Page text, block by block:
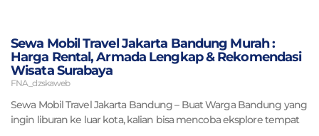
Sewa Mobil Travel Jakarta Bandung Murah :
Harga Rental, Armada Lengkap & Rekomendasi
Wisata Surabaya
FNA_dzskaweb
Sewa Mobil Travel Jakarta Bandung – Buat Warga Bandung yang
ingin liburan ke luar kota, kalian bisa mencoba eksplore tempat